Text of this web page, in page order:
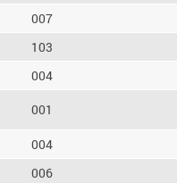
007
103
004
001
004
006